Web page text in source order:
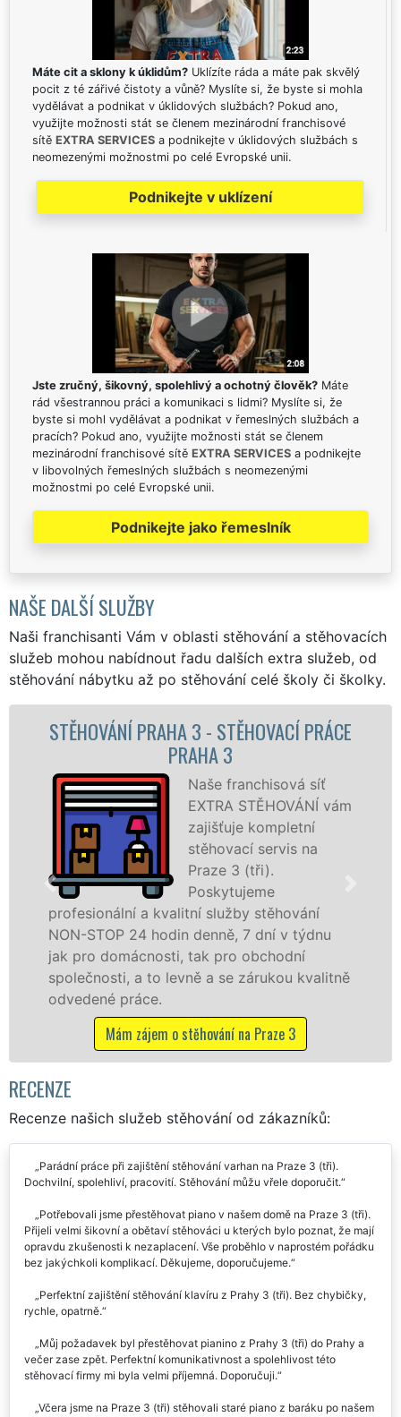
Máte cit a sklony k úklidům? Uklízíte ráda a máte pak skvělý
pocit z té zářivé čistoty a vůně? Myslíte si, že byste si mohla
vydělávat a podnikat v úklidových službách? Pokud ano,
využijte možnosti stát se členem mezinárodní franchisové
sítě EXTRA SERVICES a podnikejte v úklidových službách s
neomezenými možnostmi po celé Evropské unii.
Podnikejte v uklízení
Jste zručný, šikovný, spolehlivý a ochotný člověk? Máte
rád všestrannou práci a komunikaci s lidmi? Myslíte si, že
byste si mohl vydělávat a podnikat v řemeslných službách a
pracích? Pokud ano, využijte možnosti stát se členem
mezinárodní franchisové sítě EXTRA SERVICES a podnikejte
v libovolných řemeslných službách s neomezenými
možnostmi po celé Evropské unii.
Podnikejte jako řemeslník
NAŠE DALŠÍ SLUŽBY
Naši franchisanti Vám v oblasti stěhování a stěhovacích
služeb mohou nabídnout řadu dalších extra služeb, od
stěhování nábytku až po stěhování celé školy či školky.
3 - STĚHOVACÍ PRÁCE
Naše franchisová síť
EXTRA STĚHOVÁNÍ vám
zajišťuje kompletní
stěhovací servis na
Praze 3 (tři).
Poskytujeme
kvalitní služby stěhování
hodin denně, 7 dní v týdnu
tak pro obchodní
to levně a se zárukou kvalitně
o stěhování na Praze 3
služby
celém okresu
franchisové sítě
Nabízíme
RECENZE
Recenze našich služeb stěhování od zákazníků:
Parádní práce při zajištění stěhování varhan na Praze 3 (tři).
Dochvilní, spolehliví, pracovití. Stěhování můžu vřele doporučit.
Potřebovali jsme přestěhovat piano v našem domě na Praze 3 (tři).
Přijeli velmi šikovní a obětaví stěhováci u kterých bylo poznat, že mají
opravdu zkušenosti k nezaplacení. Vše proběhlo v naprostém pořádku
bez jakýchkoli komplikací. Děkujeme, doporučujeme.
Perfektní zajištění stěhování klavíru z Prahy 3 (tři). Bez chybičky,
rychle, opatrně.
Můj požadavek byl přestěhovat pianino z Prahy 3 (tři) do Prahy a
večer zase zpět. Perfektní komunikativnost a spolehlivost této
stěhovací firmy mi byla velmi příjemná. Doporučuji.
Včera jsme na Praze 3 (tři) stěhovali staré piano z baráku po našem